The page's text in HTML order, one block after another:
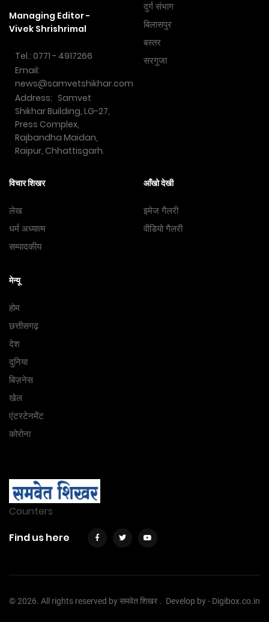
Managing Editor -
Vivek Shrishrimal
Tel.: 0771 - 4917266
Email:
news@samvetshikhar.com
Address: Samvet
Shikhar Building, LG-27,
Press Complex,
Rajbandha Maidan,
Raipur, Chhattisgarh.
दुर्ग संभाग
बिलासपुर
बस्तर
सरगुजा
विचार शिखर
लेख
धर्म अध्यात्म
सम्पादकीय
आँखो देखी
इमेज गैलरी
वीडियो गैलरी
मेन्यू
होम
छत्तीसगढ़
देश
दुनिया
बिज़नेस
खेल
एंटरटेनमेंट
कोरोना
Counters
Find us here
© 2026. All rights reserved by समवेत शिखर . Develop by - Digibox.co.in